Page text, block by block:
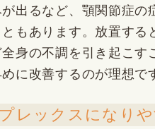
出るなど、顎関節症の
もあります。放置する
身の不調を引き起こす
に改善するのが理想で
レックスになり